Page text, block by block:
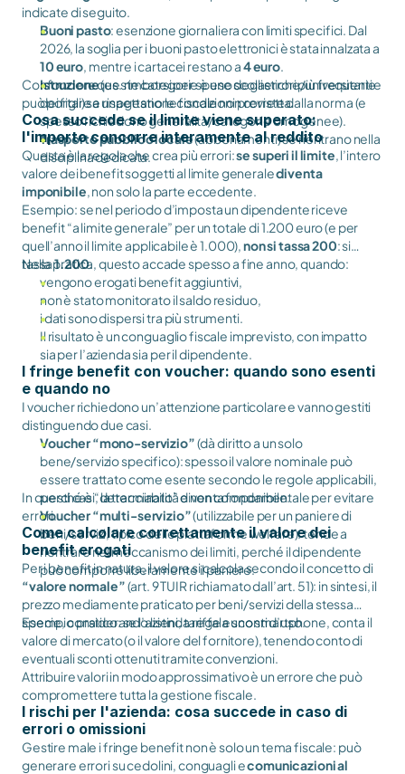
indicate di seguito.
Buoni pasto: esenzione giornaliera con limiti specifici. Dal
2026, la soglia per i buoni pasto elettronici è stata innalzata a
10 euro, mentre i cartacei restano a4 euro.
Istruzione(es. rimborsi per spese scolastiche/universitarie
dei figli) se rispettano le condizioni previste dalla norma (e
spesso richiedono generalità/categorie omogenee).
Trasporto pubblico locale(abbonamenti) se rientrano nella
disciplina dedicata.
Confondere queste categorie è uno degli errori più frequenti e
può portare a una gestione fiscale non corretta.
Cosa succede se il limite viene superato:
l'importo concorre interamente al reddito
Questa è la regola che crea più errori:se superi il limite, l’intero
valore dei benefit soggetti al limite generalediventa
imponibile, non solo la parte eccedente.
Esempio: se nel periodo d’imposta un dipendente riceve
benefit “a limite generale” per un totale di 1.200 euro (e per
quell’anno il limite applicabile è 1.000),non si tassa 200: si
tassa1.200.
Nella pratica, questo accade spesso a fine anno, quando:
vengono erogati benefit aggiuntivi,
non è stato monitorato il saldo residuo,
i dati sono dispersi tra più strumenti.
Il risultato è un conguaglio fiscale imprevisto, con impatto
sia per l’azienda sia per il dipendente.
I fringe benefit con voucher: quando sono esenti
e quando no
I voucher richiedono un’attenzione particolare e vanno gestiti
distinguendo due casi.
Voucher “mono-servizio”(dà diritto a un solo
bene/servizio specifico): spesso il valore nominale può
essere trattato come esente secondo le regole applicabili,
perché è “determinato” e non componibile.
Voucher “multi-servizio”(utilizzabile per un paniere di
beni/servizi, tipico delle piattaforme welfare): tende a
rientrare nel meccanismo dei limiti, perché il dipendente
può comporre liberamente il paniere.
In questi casi, la tracciabilità diventa fondamentale per evitare
errori.
Come calcolare correttamente il valore dei
benefit erogati
Per i benefit in natura, il valore si calcola secondo il concetto di
“valore normale”(art. 9 TUIR richiamato dall’art. 51): in sintesi, il
prezzo mediamente praticato per beni/servizi della stessa
specie, considerando listini, tariffe e sconti d’uso.
Esempio pratico: se l’azienda regala uno smartphone, conta il
valore di mercato (o il valore del fornitore), tenendo conto di
eventuali sconti ottenuti tramite convenzioni.
Attribuire valori in modo approssimativo è un errore che può
compromettere tutta la gestione fiscale.
I rischi per l'azienda: cosa succede in caso di
errori o omissioni
Gestire male i fringe benefit non è solo un tema fiscale: può
generare errori su cedolini, conguagli ecomunicazioni al